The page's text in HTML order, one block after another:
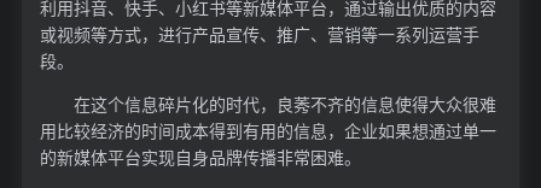
利用抖音、快手、小红书等新媒体平台，通过输出优质的内容
或视频等方式，进行产品宣传、推广、营销等一系列运营手
段。
在这个信息碎片化的时代，良莠不齐的信息使得大众很难
用比较经济的时间成本得到有用的信息，企业如果想通过单一
的新媒体平台实现自身品牌传播非常困难。